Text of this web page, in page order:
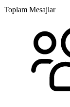
Toplam Mesajlar